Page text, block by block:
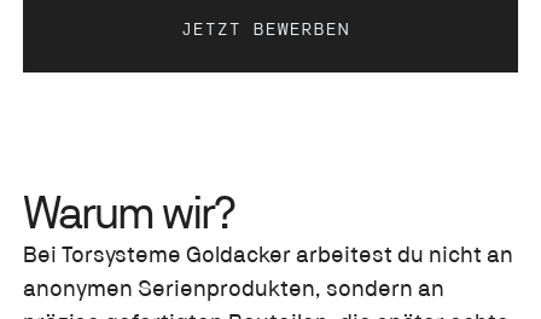
Warum wir?
Bei Torsysteme Goldacker arbeitest du nicht an
anonymen Serienprodukten, sondern an
JETZT BEWERBEN